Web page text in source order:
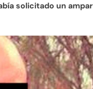
solicitado un